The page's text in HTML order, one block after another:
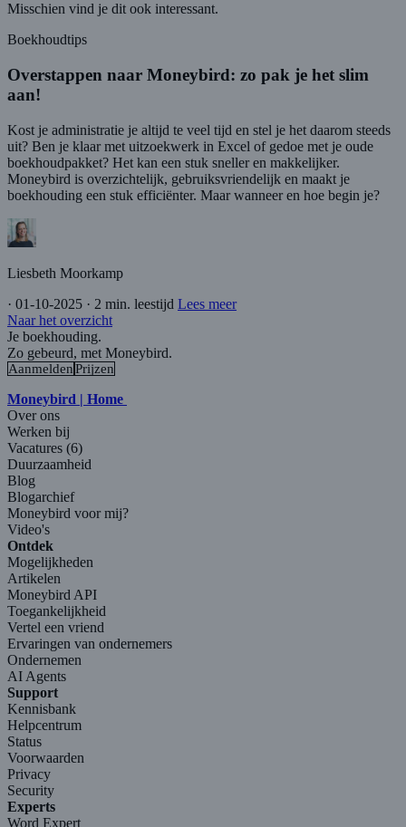
Misschien vind je dit ook interessant.
Boekhoudtips
Overstappen naar Moneybird: zo pak je het slim
aan!
Kost je administratie je altijd te veel tijd en stel je het daarom steeds
uit? Ben je klaar met uitzoekwerk in Excel of gedoe met je oude
boekhoudpakket? Het kan een stuk sneller en makkelijker.
Moneybird is overzichtelijk, gebruiksvriendelijk en maakt je
boekhouding een stuk efficiënter. Maar wanneer en hoe begin je?
Liesbeth Moorkamp
· 01-10-2025 · 2 min. leestijd Lees meer
Naar het overzicht